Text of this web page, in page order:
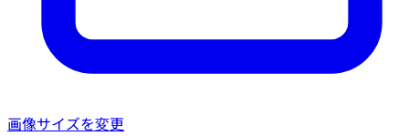
画像サイズを変更